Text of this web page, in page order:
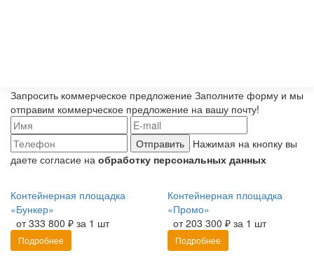
Запросить коммерческое предложение Заполните форму и мы
отправим коммерческое предложение на вашу почту!
Отправить
Нажимая на кнопку вы
даете согласие на обработку персональных данных
Контейнерная площадка
«Бункер»
от 333 800 ₽ за 1 шт
Подробнее
Контейнерная площадка
«Промо»
от 203 300 ₽ за 1 шт
Подробнее